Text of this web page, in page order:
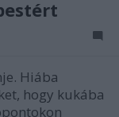
Hiába
hogy kukába